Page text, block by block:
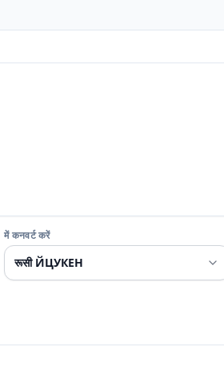
में कनवर्ट करें